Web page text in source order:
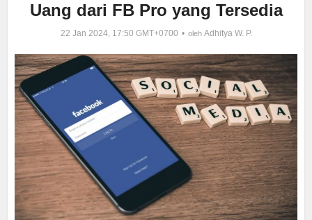
Uang dari FB Pro yang Tersedia
22 Jan 2024, 17:50 GMT+0700 oleh Adhitya W. P.